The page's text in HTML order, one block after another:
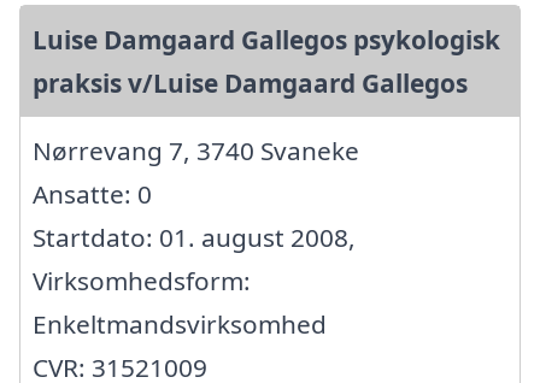
Luise Damgaard Gallegos psykologisk
praksis v/Luise Damgaard Gallegos
Nørrevang 7, 3740 Svaneke
Ansatte: 0
Startdato: 01. august 2008,
Virksomhedsform:
Enkeltmandsvirksomhed
CVR: 31521009